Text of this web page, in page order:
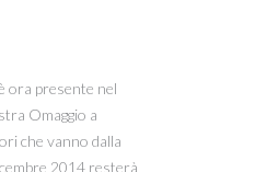
ora presente nel
Omaggio a
che vanno dalla
2014 resterà